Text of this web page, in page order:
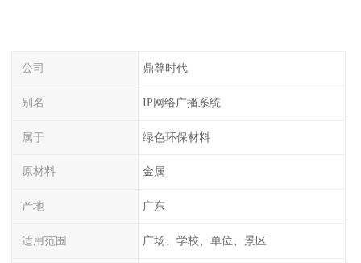
公司 鼎尊时代
别名 IP网络广播系统
属于 绿色环保材料
原材料 金属
产地 广东
适用范围 广场、学校、单位、景区